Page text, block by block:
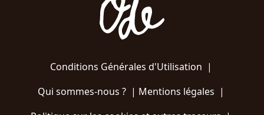
Conditions Générales d'Utilisation |
Qui sommes-nous ?| Mentions légales |